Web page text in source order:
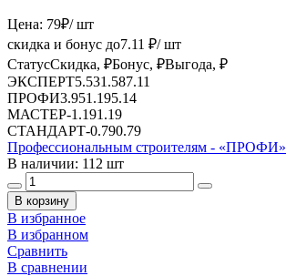
Цена: 79₽/ шт
скидка и бонус до7.11 ₽/ шт
СтатусСкидка, ₽Бонус, ₽Выгода, ₽
ЭКСПЕРТ5.531.587.11
ПРОФИ3.951.195.14
МАСТЕР-1.191.19
СТАНДАРТ-0.790.79
Профессиональным строителям - «ПРОФИ»
В наличии: 112 шт
В корзину
В избранное
В избранном
Сравнить
В сравнении